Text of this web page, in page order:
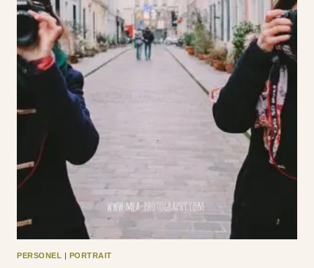
PERSONEL | PORTRAIT